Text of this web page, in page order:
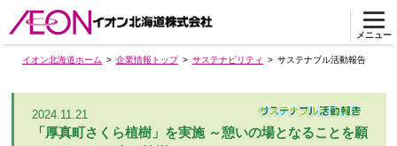
メニュー
イオン北海道ホーム 企業情報トップ サステナビリティ サステナブル活動報告
2024.11.21
「厚真町さくら植樹」を実施 ～憩いの場となることを願